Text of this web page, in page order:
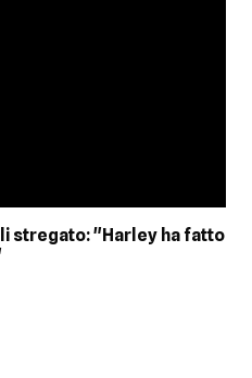
stregato: "Harley ha fatto